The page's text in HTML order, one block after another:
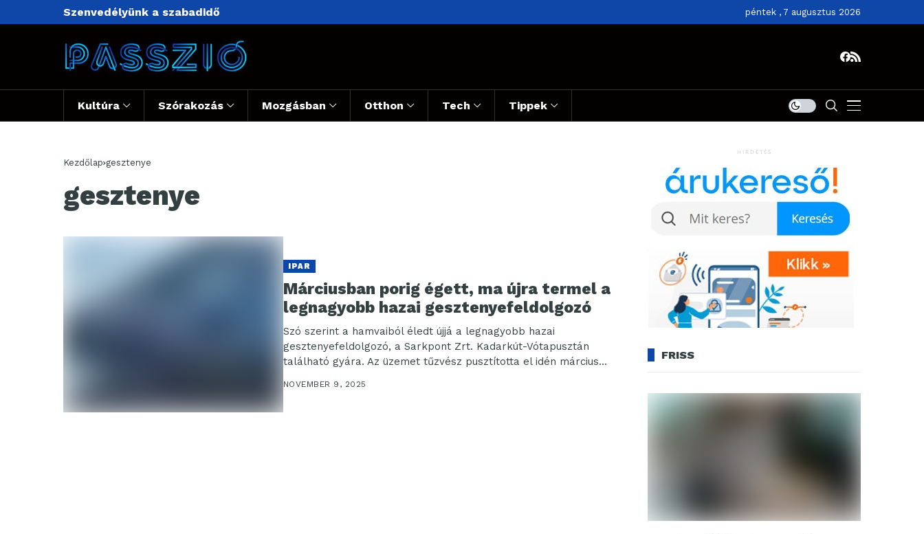
Szenvedélyünk a szabadidő péntek , 7 augusztus 2026
Kultúra Szórakozás Mozgásban Otthon Tech Tippek
Kezdőlap gesztenye
gesztenye
IPAR
Márciusban porig égett, ma újra termel a
legnagyobb hazai gesztenyefeldolgozó
Szó szerint a hamvaiból éledt újjá a legnagyobb hazai
gesztenyefeldolgozó, a Sarkpont Zrt. Kadarkút-Vótapusztán
található gyára. Az üzemet tűzvész pusztította el idén március...
NOVEMBER 9, 2025
HIRDETÉS
FRISS